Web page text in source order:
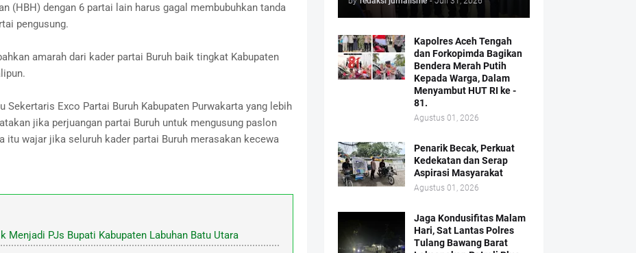
(HBH) dengan 6 partai lain harus gagal membubuhkan tanda
pengusung.
amarah dari kader partai Buruh baik tingkat Kabupaten
Sekertaris Exco Partai Buruh Kabupaten Purwakarta yang lebih
jika perjuangan partai Buruh untuk mengusung paslon
itu wajar jika seluruh kader partai Buruh merasakan kecewa
Menjadi PJs Bupati Kabupaten Labuhan Batu Utara
Kapolres Aceh Tengah
dan Forkopimda Bagikan
Bendera Merah Putih
Kepada Warga, Dalam
Menyambut HUT RI ke -
81.
Agustus 01, 2026
Penarik Becak, Perkuat
Kedekatan dan Serap
Aspirasi Masyarakat
Agustus 01, 2026
Jaga Kondusifitas Malam
Hari, Sat Lantas Polres
Tulang Bawang Barat